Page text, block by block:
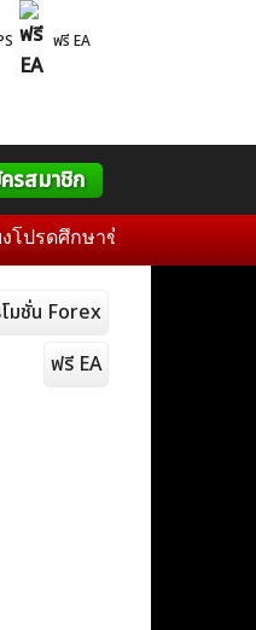
ฟรี EA
รสมาชิก
กิจกรรม
ฟอรั่ม
รดศึกษาข้อมูลก่อนการตัดสิน
มชั่น Forex
ฟรี EA